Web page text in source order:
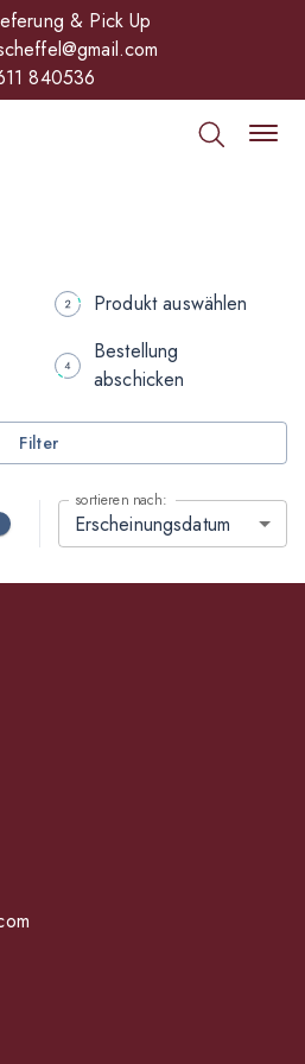
& Pick Up
840536
Produkt auswählen
Bestellung
abschicken
Filter
sortieren nach:
Erscheinungsdatum